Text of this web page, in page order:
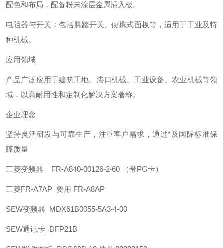
配色和布局，配备粉末涂层金属插入板。 ‌
‌电阻器与开关‌：包括脚踏开关、便携式面板等，适用于工业及特
种机械。 ‌
应用领域
产品广泛应用于建筑工地、港口机械、工业设备、农业机械等领
域，以高耐用性和定制化解决方案著称。 ‌
企业理念
坚持灵活研发与可靠生产，注重客户需求，通过*及国际标准保
障质量
三菱变频器 FR-A840-00126-2-60 （带PG卡）
三菱FR-A7AP 要用 FR-A8AP
SEW变频器_MDX61B0055-5A3-4-00
SEW通讯卡_DFP21B